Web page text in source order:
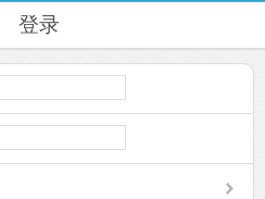
登录